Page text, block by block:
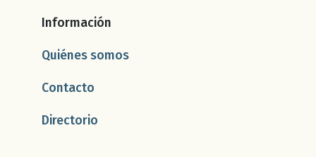
Información
Quiénes somos
Contacto
Directorio